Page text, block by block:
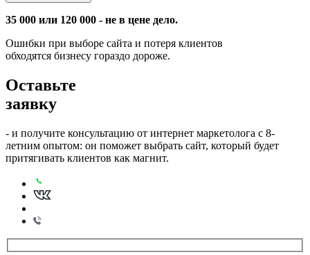
35 000 или 120 000 - не в цене дело.
Ошибки при выборе сайта и потеря клиентов
обходятся бизнесу гораздо дороже.
Оставьте
заявку
- и получите консультацию от интернет маркетолога с 8-
летним опытом: он поможет выбрать сайт, который будет
притягивать клиентов как магнит.